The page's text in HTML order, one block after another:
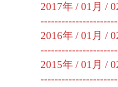
2017年 / 01月 /
2016年 / 01月 /
2015年 / 01月 /